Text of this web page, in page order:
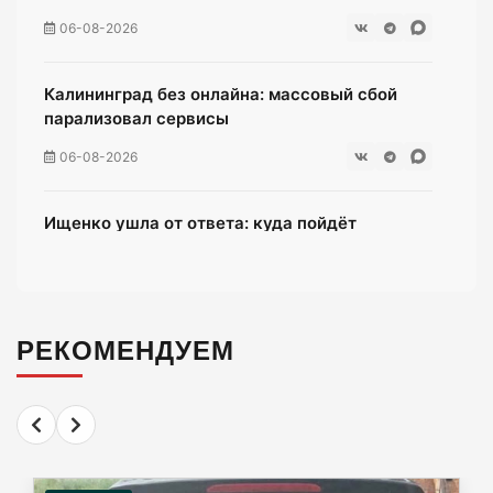
06-08-2026
Калининград без онлайна: массовый сбой
парализовал сервисы
06-08-2026
Ищенко ушла от ответа: куда пойдёт
Мэрия Калининграда дала старт продажам
парковочных абонементов
06-08-2026
58 несовершеннолетних в Калининграде
РЕКОМЕНДУЕМ